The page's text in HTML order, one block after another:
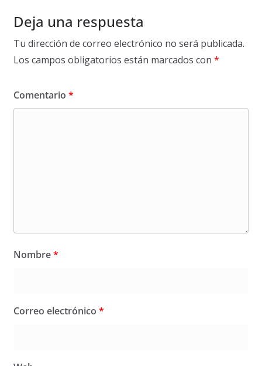
Deja una respuesta
Tu dirección de correo electrónico no será publicada.
Los campos obligatorios están marcados con *
Comentario *
Nombre*
Correo electrónico *